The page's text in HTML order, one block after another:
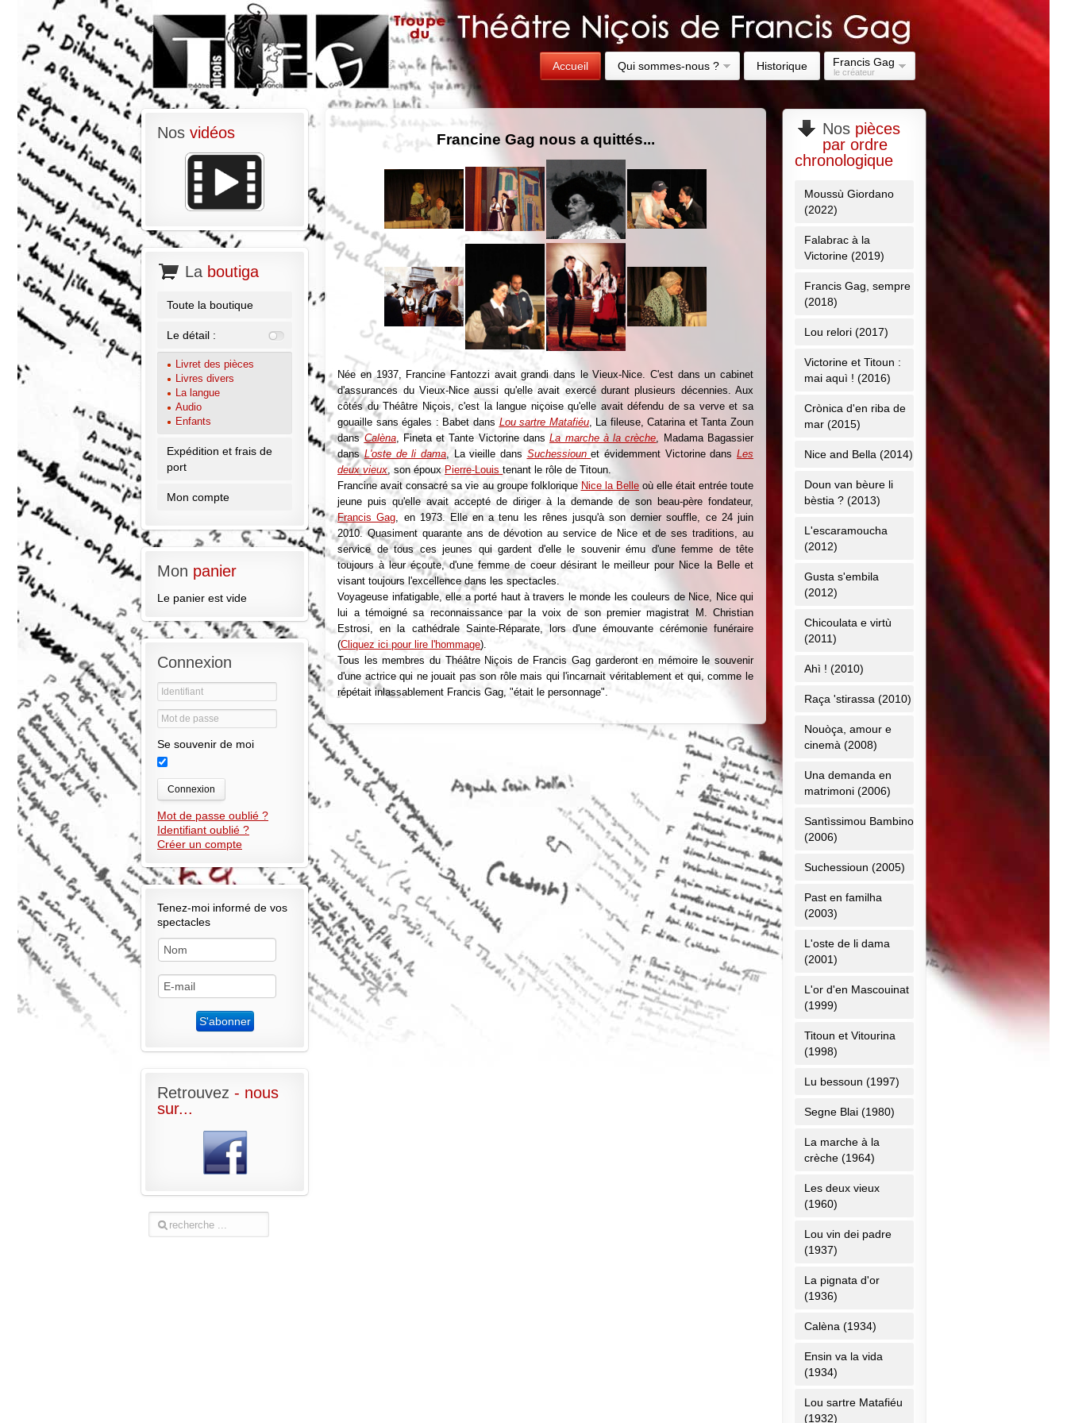
Accueil Qui sommes-nous ? Historique Francis Gag
le créateur
Francine Gag nous a quittés...
Née en 1937, Francine Fantozzi avait grandi dans le Vieux-Nice. C'est dans un cabinet
d'assurances du Vieux-Nice aussi qu'elle avait exercé durant plusieurs décennies. Aux
côtés du Théâtre Niçois, c'est la langue niçoise qu'elle avait défendu de sa verve et sa
gouaille sans égales : Babet dans Lou sartre Matafiéu, La fileuse, Catarina et Tanta Zoun
dansCalèna, Fineta et Tante Victorine dansLa marche à la crèche, Madama Bagassier
dansL'oste de li dama, La vieille dans Suchessioun et évidemment Victorine dansLes
deux vieux, son époux Pierre-Louis tenant le rôle de Titoun.
Francine avait consacré sa vie au groupe folklorique Nice la Belleoù elle était entrée toute
jeune puis qu'elle avait accepté de diriger à la demande de son beau-père fondateur,
Francis Gag, en 1973. Elle en a tenu les rênes jusqu'à son dernier souffle, ce 24 juin
2010. Quasiment quarante ans de dévotion au service de Nice et de ses traditions, au
service de tous ces jeunes qui gardent d'elle le souvenir ému d'une femme de tête
toujours à leur écoute, d'une femme de coeur désirant le meilleur pour Nice la Belle et
visant toujours l'excellence dans les spectacles.
Voyageuse infatigable, elle a porté haut à travers le monde les couleurs de Nice, Nice qui
lui a témoigné sa reconnaissance par la voix de son premier magistrat M. Christian
Estrosi, en la cathédrale Sainte-Réparate, lors d'une émouvante cérémonie funéraire
(Cliquez ici pour lire l'hommage).
Tous les membres du Théâtre Niçois de Francis Gag garderont en mémoire le souvenir
d'une actrice qui ne jouait pas son rôle mais qui l'incarnait véritablement et qui, comme le
répétait inlassablement Francis Gag, "était le personnage".
Nos vidéos
La boutiga
Toute la boutique
Le détail :
Livret des pièces
Livres divers
La langue
Audio
Enfants
Expédition et frais de
port
Mon compte
Mon panier
Le panier est vide
Connexion
Se souvenir de moi
Connexion
Mot de passe oublié ?
Identifiant oublié ?
Créer un compte
Tenez-moi informé de vos
spectacles
Retrouvez - nous
sur...
Nospièces
par ordre
chronologique
Moussù Giordano
(2022)
Falabrac à la
Victorine (2019)
Francis Gag, sempre
(2018)
Lou relori (2017)
Victorine et Titoun :
mai aquì ! (2016)
Crònica d'en riba de
mar (2015)
Nice and Bella (2014)
Doun van bèure li
bèstia ? (2013)
L'escaramoucha
(2012)
Gusta s'embila
(2012)
Chicoulata e virtù
(2011)
Ahì ! (2010)
Raça 'stirassa (2010)
Nouòça, amour e
cinemà (2008)
Una demanda en
matrimoni (2006)
Santìssimou Bambino
(2006)
Suchessioun (2005)
Past en familha
(2003)
L'oste de li dama
(2001)
L'or d'en Mascouinat
(1999)
Titoun et Vitourina
(1998)
Lu bessoun (1997)
Segne Blai (1980)
La marche à la
crèche (1964)
Les deux vieux
(1960)
Lou vin dei padre
(1937)
La pignata d'or
(1936)
Calèna (1934)
Ensin va la vida
(1934)
Lou sartre Matafiéu
(1932)